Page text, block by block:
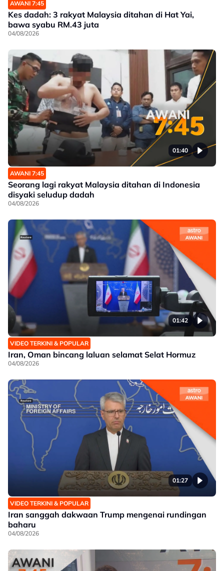
AWANI 7:45
Kes dadah: 3 rakyat Malaysia ditahan di Hat Yai,
bawa syabu RM.43 juta
04/08/2026
01:40
AWANI 7:45
Seorang lagi rakyat Malaysia ditahan di Indonesia
disyaki seludup dadah
04/08/2026
01:42
VIDEO TERKINI & POPULAR
Iran, Oman bincang laluan selamat Selat Hormuz
04/08/2026
01:27
VIDEO TERKINI & POPULAR
Iran sanggah dakwaan Trump mengenai rundingan
baharu
04/08/2026